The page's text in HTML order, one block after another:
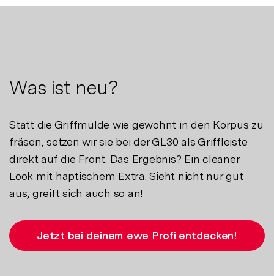
Was ist neu?
Statt die Griffmulde wie gewohnt in den Korpus zu
fräsen, setzen wir sie bei der GL30 als Griffleiste
direkt auf die Front. Das Ergebnis? Ein cleaner
Look mit haptischem Extra. Sieht nicht nur gut
aus, greift sich auch so an!
Jetzt bei deinem ewe Profi entdecken!